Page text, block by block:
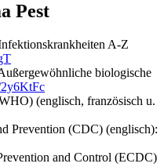
Pest
A-Z
biologische
(englisch, französisch u.
Prevention (CDC) (englisch):
and Control (ECDC)